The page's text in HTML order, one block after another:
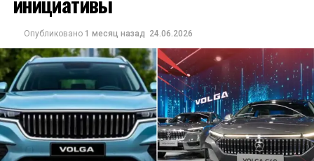
Опубликовано 1 месяц назад 24.06.2026